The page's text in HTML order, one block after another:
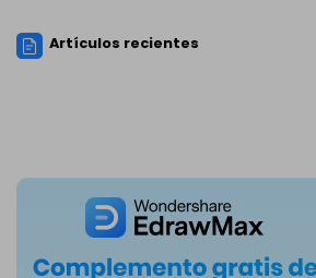
Artículos recientes